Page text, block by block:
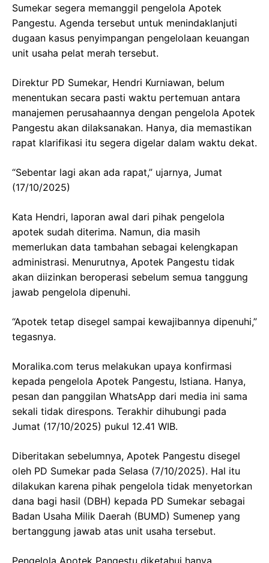
Sumekar segera memanggil pengelola Apotek
Pangestu. Agenda tersebut untuk menindaklanjuti
dugaan kasus penyimpangan pengelolaan keuangan
unit usaha pelat merah tersebut.
Direktur PD Sumekar, Hendri Kurniawan, belum
menentukan secara pasti waktu pertemuan antara
manajemen perusahaannya dengan pengelola Apotek
Pangestu akan dilaksanakan. Hanya, dia memastikan
rapat klarifikasi itu segera digelar dalam waktu dekat.
“Sebentar lagi akan ada rapat,” ujarnya, Jumat
(17/10/2025)
Kata Hendri, laporan awal dari pihak pengelola
apotek sudah diterima. Namun, dia masih
memerlukan data tambahan sebagai kelengkapan
administrasi. Menurutnya, Apotek Pangestu tidak
akan diizinkan beroperasi sebelum semua tanggung
jawab pengelola dipenuhi.
“Apotek tetap disegel sampai kewajibannya dipenuhi,”
tegasnya.
Moralika.com terus melakukan upaya konfirmasi
kepada pengelola Apotek Pangestu, Istiana. Hanya,
pesan dan panggilan WhatsApp dari media ini sama
sekali tidak direspons. Terakhir dihubungi pada
Jumat (17/10/2025) pukul 12.41 WIB.
Diberitakan sebelumnya, Apotek Pangestu disegel
oleh PD Sumekar pada Selasa (7/10/2025). Hal itu
dilakukan karena pihak pengelola tidak menyetorkan
dana bagi hasil (DBH) kepada PD Sumekar sebagai
Badan Usaha Milik Daerah (BUMD) Sumenep yang
bertanggung jawab atas unit usaha tersebut.